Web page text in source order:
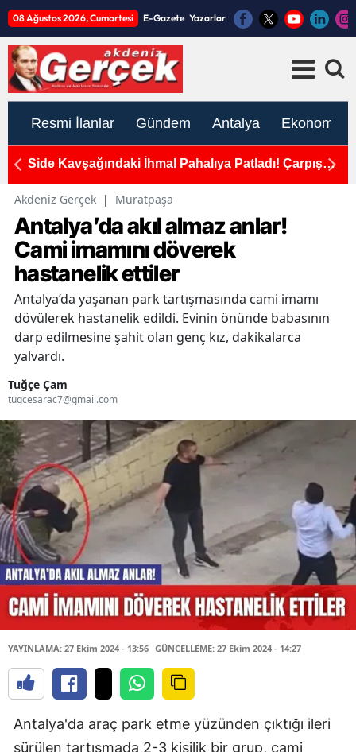
08 Ağustos 2026, Cumartesi E-Gazete Yazarlar
Resmi İlanlar Gündem Antalya Ekonomi
Side Kavşağındaki İhmal Pahalıya Patladı! Çarpışma
Akdeniz Gerçek | Muratpaşa
Antalya’da akıl almaz anlar!
Cami imamını döverek
hastanelik ettiler
Antalya’da yaşanan park tartışmasında cami imamı
dövülerek hastanelik edildi. Evinin önünde babasının
darp edilmesine şahit olan genç kız, dakikalarca
yalvardı.
Tuğçe Çam
tugcesarac7@gmail.com
YAYINLAMA: 27 Ekim 2024 - 13:56 GÜNCELLEME: 27 Ekim 2024 - 14:27
Antalya'da araç park etme yüzünden çıktığı ileri
sürülen tartışmada 2-3 kişilik bir grup, cami